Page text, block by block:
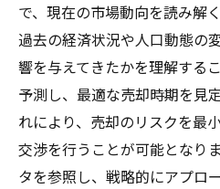
で、現在の市場動向を読み解
過去の経済状況や人口動態の
響を与えてきたかを理解する
予測し、最適な売却時期を見
れにより、売却のリスクを最
交渉を行うことが可能となり
タを参照し、戦略的にアプロ